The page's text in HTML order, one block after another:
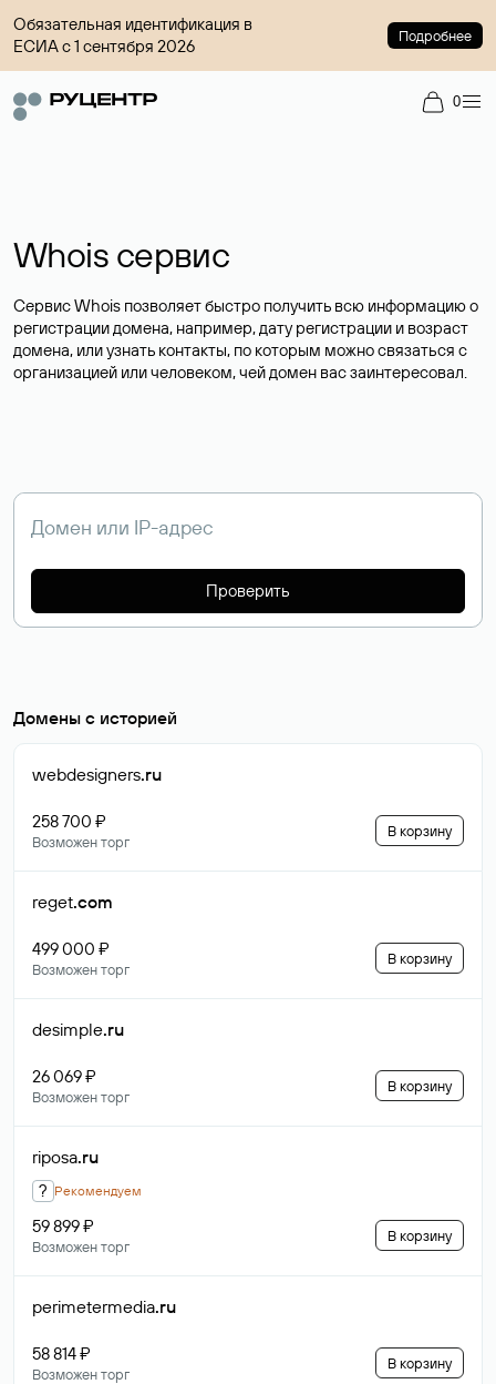
Обязательная идентификация в
ЕСИА с 1 сентября 2026
Подробнее
0
Whois сервис
Сервис Whois позволяет быстро получить всю информацию о
регистрации домена, например, дату регистрации и возраст
домена, или узнать контакты, по которым можно связаться с
организацией или человеком, чей домен вас заинтересовал.
Проверить
Домены с историей
webdesigners.ru
258 700 ₽
Возможен торг
В корзину
reget.com
499 000 ₽
Возможен торг
В корзину
desimple.ru
26 069 ₽
Возможен торг
В корзину
riposa.ru
? Рекомендуем
59 899 ₽
Возможен торг
В корзину
perimetermedia.ru
58 814 ₽
Возможен торг
В корзину